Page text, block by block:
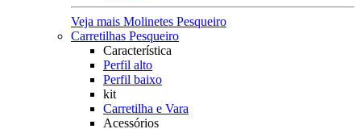
Veja mais Molinetes Pesqueiro
Carretilhas Pesqueiro
Característica
Perfil alto
Perfil baixo
kit
Carretilha e Vara
Acessórios